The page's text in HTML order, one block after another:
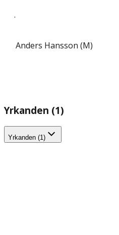
.
Anders Hansson (M)
Yrkanden (1)
Yrkanden (1)